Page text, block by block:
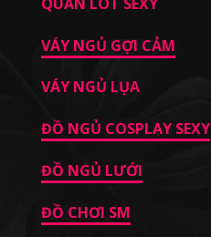
VÁY NGỦ GỢI CẢM
VÁY NGỦ LỤA
ĐỒ NGỦ COSPLAY SEXY
ĐỒ NGỦ LƯỚI
ĐỒ CHƠI SM